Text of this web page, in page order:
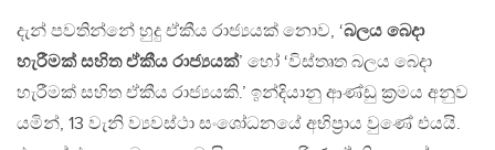
දැන් පවතින්නේ හුදු ඒකීය රාජ්‍යයක් නොව, ‘බලය බෙදා
හැරීමක් සහිත ඒකීය රාජ්‍යයක්’ හෝ ‘විස්තෘත බලය බෙදා
හැරීමක් සහිත ඒකීය රාජ්‍යයකි.’ ඉන්දියානු ආණ්ඩු ක‍්‍රමය අනුව
යමින්, 13 වැනි ව්‍යවස්ථා සංශෝධනයේ අභිප‍්‍රාය වුණේ එයයි.